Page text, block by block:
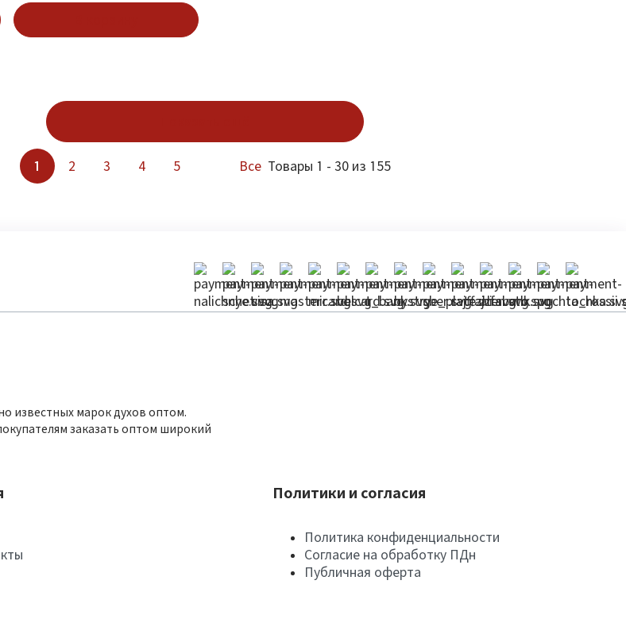
1 2 3 4 5 Все Товары 1 - 30 из 155
известных марок духов оптом.
заказать оптом широкий
Политики и согласия
Политика конфиденциальности
Согласие на обработку ПДн
Публичная оферта